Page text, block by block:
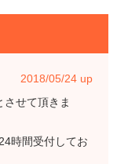
2018/05/24 up
せて頂きま
時間受付してお